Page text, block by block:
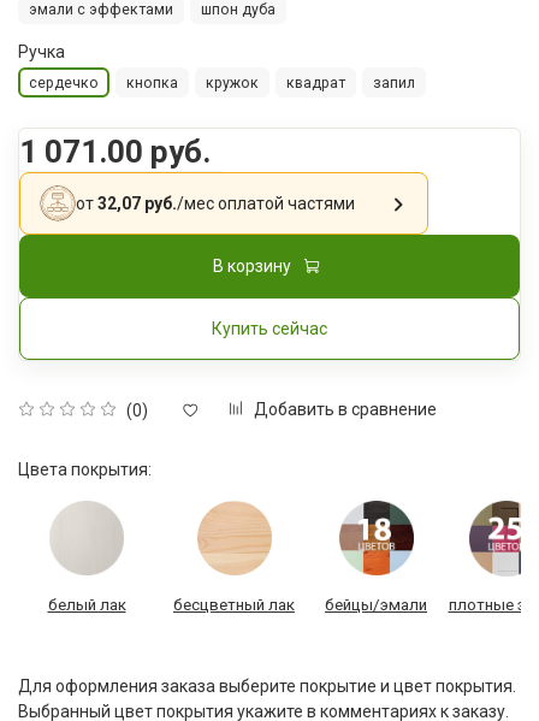
(0) Добавить в сравнение
эмали с эффектами шпон дуба
Ручка
сердечко кнопка кружок квадрат запил
1 071.00 руб.
от32,07 руб./месоплатой частями
В корзину
Купить сейчас
Цвета покрытия:
белый лак бесцветный лак бейцы/эмали плотные
Для оформления заказа выберите покрытие и цвет покрытия.
Выбранный цвет покрытия укажите в комментариях к заказу.